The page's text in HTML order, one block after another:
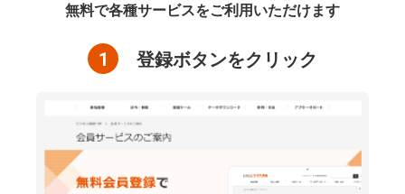
無料で各種サービスをご利用いただけます
1 登録ボタンをクリック